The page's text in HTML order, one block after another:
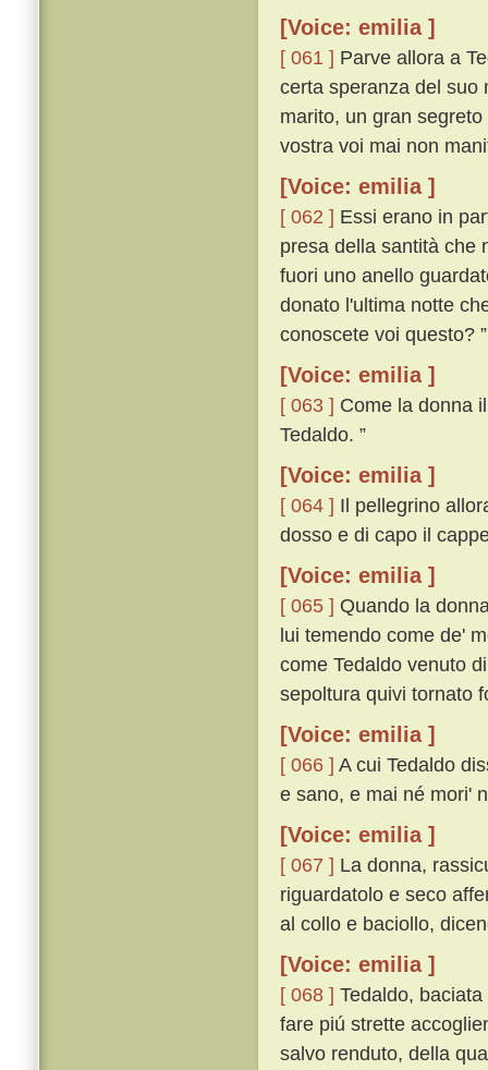
[Voice: emilia ]
[ 061 ] Parve allora a
certa speranza del suo
marito, un gran
vostra voi mai non
[Voice: emilia ]
[ 062 ] Essi erano in
presa della santità che
fuori uno anello
donato l'ultima notte
conoscete voi questo? ”
[Voice: emilia ]
[ 063 ] Come la donna
Tedaldo. ”
[Voice: emilia ]
[ 064 ] Il pellegrino
dosso e di capo il
[Voice: emilia ]
[ 065 ] Quando la
lui temendo come de'
come Tedaldo venuto
sepoltura quivi tornato
[Voice: emilia ]
[ 066 ] A cui Tedaldo
e sano, e mai né mori'
[Voice: emilia ]
[ 067 ] La donna,
riguardatolo e seco
al collo e baciollo,
[Voice: emilia ]
[ 068 ] Tedaldo,
fare piú strette
salvo renduto, della